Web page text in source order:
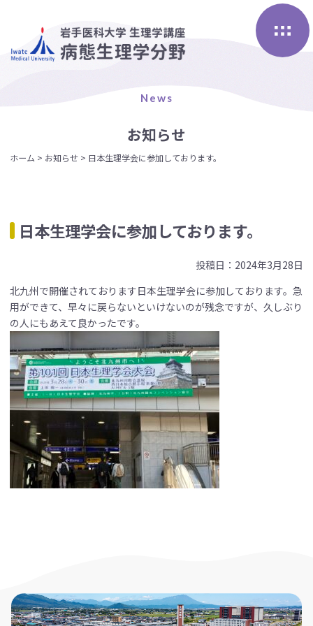
News
お知らせ
ホーム > お知らせ > 日本生理学会に参加しております。
日本生理学会に参加しております。
投稿日：2024年3月28日
北九州で開催されております日本生理学会に参加しております。急
用ができて、早々に戻らないといけないのが残念ですが、久しぶり
の人にもあえて良かったです。